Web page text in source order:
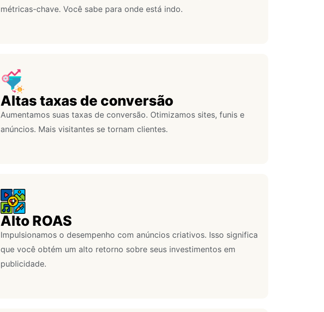
métricas-chave. Você sabe para onde está indo.
Altas taxas de conversão
Aumentamos suas taxas de conversão. Otimizamos sites, funis e
anúncios. Mais visitantes se tornam clientes.
Alto ROAS
Impulsionamos o desempenho com anúncios criativos. Isso significa
que você obtém um alto retorno sobre seus investimentos em
publicidade.